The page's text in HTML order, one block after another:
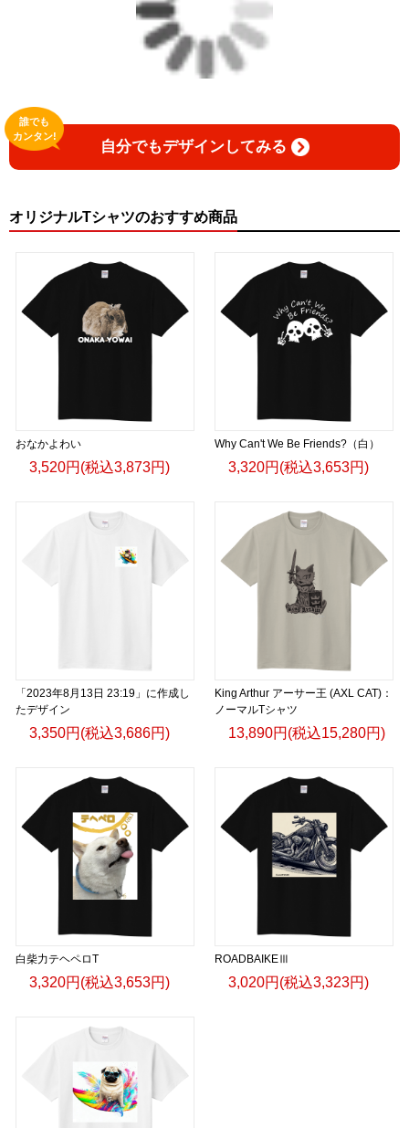
自分でもデザインしてみる
誰でも
カンタン!
オリジナルTシャツのおすすめ商品
おなかよわい
3,520円(税込3,873円)
Why Can't We Be Friends?（白）
3,320円(税込3,653円)
「2023年8月13日 23:19」に作成し
たデザイン
3,350円(税込3,686円)
King Arthur アーサー王 (AXL CAT)：
ノーマルTシャツ
13,890円(税込15,280円)
白柴力テヘペロT
3,320円(税込3,653円)
ROADBAIKEⅢ
3,020円(税込3,323円)